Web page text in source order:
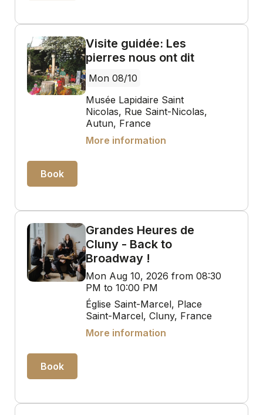
Visite guidée: Les
pierres nous ont dit
Mon 08/10
Musée Lapidaire Saint
Nicolas, Rue Saint-Nicolas,
Autun, France
More information
Book
Grandes Heures de
Cluny - Back to
Broadway !
Mon Aug 10, 2026 from 08:30
PM to 10:00 PM
Église Saint-Marcel, Place
Saint-Marcel, Cluny, France
More information
Book